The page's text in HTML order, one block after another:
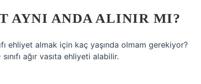
AYNI ANDA ALINIR MI?
ehliyet almak için kaç yaşında olmam gerekiyor?
ağır vasıta ehliyeti alabilir.